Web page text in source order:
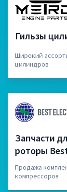
Гильзы
Широкий
цилиндров
Запчасти
роторы
Продажа
компрессоров